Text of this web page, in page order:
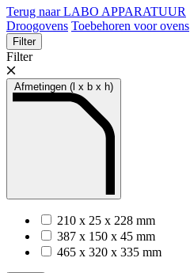
Terug naar LABO APPARATUUR
Droogovens Toebehoren voor ovens
Filter
Filter
Afmetingen (l x b x h)
210 x 25 x 228 mm
387 x 150 x 45 mm
465 x 320 x 335 mm